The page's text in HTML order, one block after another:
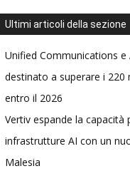
Ultimi articoli della sezione
Unified Communications e
destinato a superare i 220
entro il 2026
Vertiv espande la capacità
infrastrutture AI con un
Malesia